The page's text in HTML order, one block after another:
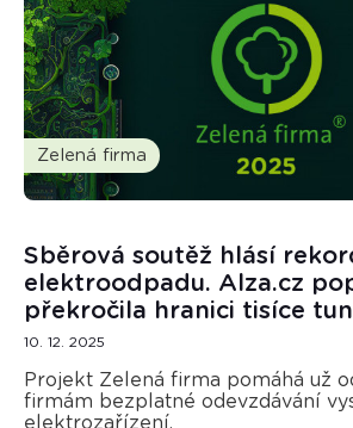
Zelená firma
Sběrová soutěž hlásí
elektroodpadu. Alza.cz
překročila hranici tisíce tun
10. 12. 2025
Projekt Zelená firma pomáhá už
firmám bezplatné odevzdávání
elektrozařízení.